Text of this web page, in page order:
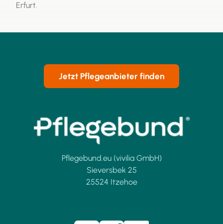
Erfurt.
Jetzt Pflegeanbieter finden
Pflegebund.eu (vivilia GmbH)
Sieversbek 25
25524 Itzehoe